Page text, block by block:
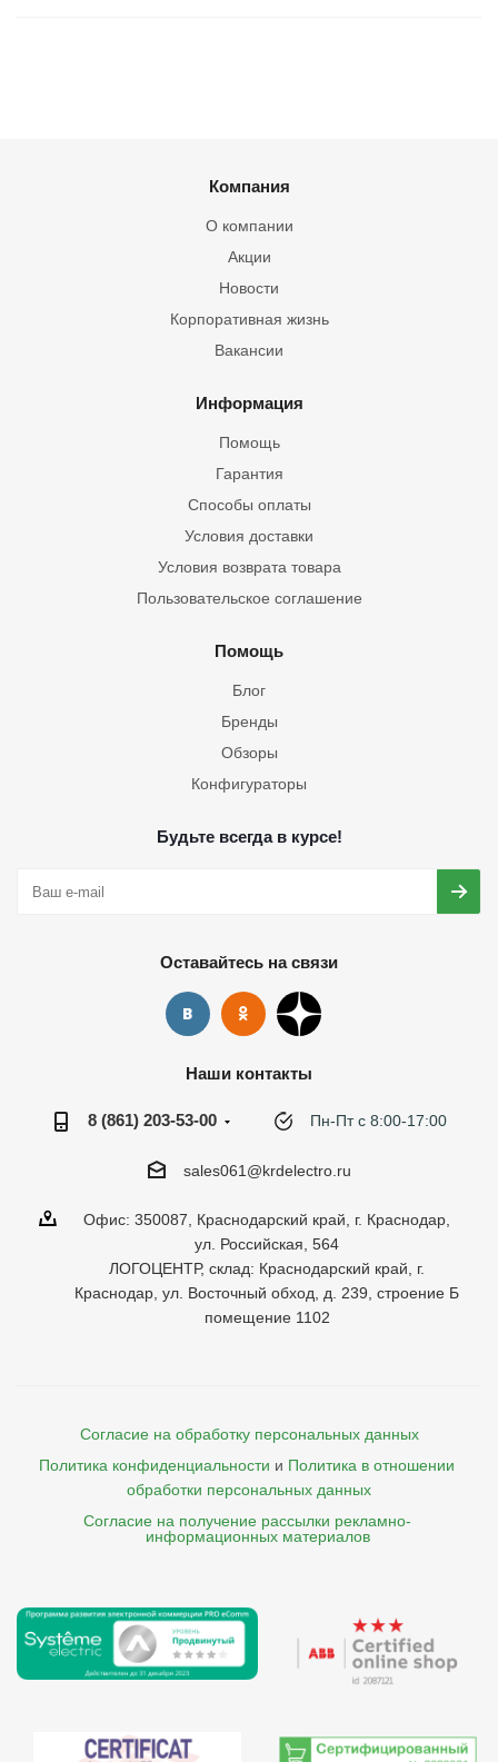
Компания
О компании
Акции
Новости
Корпоративная жизнь
Вакансии
Информация
Помощь
Гарантия
Способы оплаты
Условия доставки
Условия возврата товара
Пользовательское соглашение
Помощь
Блог
Бренды
Обзоры
Конфигураторы
Будьте всегда в курсе!
Оставайтесь на связи
Наши контакты
8 (861) 203-53-00 Пн-Пт с 8:00-17:00
sales061@krdelectro.ru
Офис: 350087, Краснодарский край, г. Краснодар,
ул. Российская, 564
ЛОГОЦЕНТР, склад: Краснодарский край, г.
Краснодар, ул. Восточный обход, д. 239, строение Б
помещение 1102
Согласие на обработку персональных данных
Политика конфиденциальности и Политика в отношении
обработки персональных данных
Согласие на получение рассылки рекламно-
    информационных материалов